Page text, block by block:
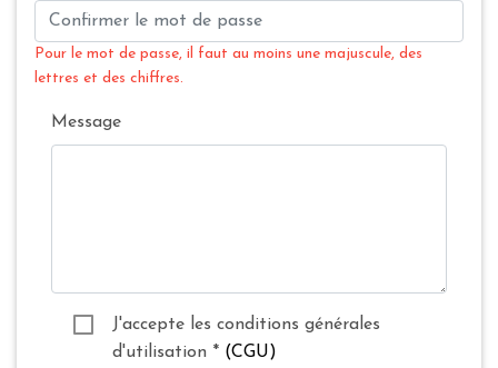
Pour le mot de passe, il faut au moins une majuscule, des
lettres et des chiffres.
Message
J'accepte les conditions générales
d'utilisation * (CGU)